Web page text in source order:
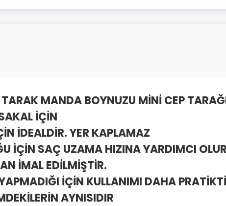
MANDA BOYNUZU MİNİ CEP
İÇİN
İDEALDİR. YER KAPLAMAZ
İÇİN SAÇ UZAMA HIZINA YARDIMCI OLUR
İMAL EDİLMİŞTİR.
İÇİN KULLANIMI DAHA
AYNISIDIR